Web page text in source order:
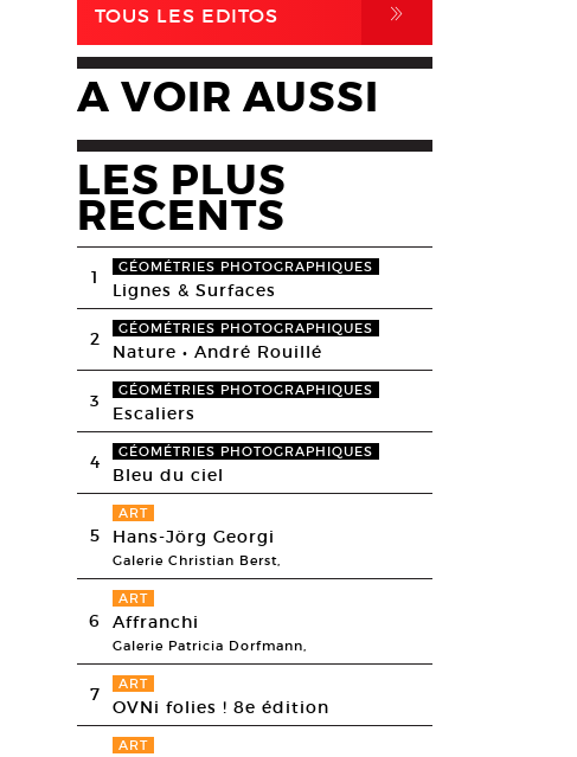
TOUS LES EDITOS ,
A VOIR AUSSI
LES PLUS
RECENTS
1 GÉOMÉTRIES PHOTOGRAPHIQUES
Lignes & Surfaces
2 GÉOMÉTRIES PHOTOGRAPHIQUES
Nature • André Rouillé
3 GÉOMÉTRIES PHOTOGRAPHIQUES
Escaliers
4 GÉOMÉTRIES PHOTOGRAPHIQUES
Bleu du ciel
5
ART
Hans-Jörg Georgi
Galerie Christian Berst,
6
ART
Affranchi
Galerie Patricia Dorfmann,
7 ART
OVNi folies ! 8e édition
ART